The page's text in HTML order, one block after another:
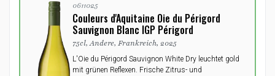
0611025
Couleurs d'Aquitaine Oie du Périgord
Sauvignon Blanc IGP Périgord
75cl, Andere, Frankreich, 2025
L'Oie du Périgord Sauvignon White Dry leuchtet gold
mit grünen Reflexen. Frische Zitrus- und